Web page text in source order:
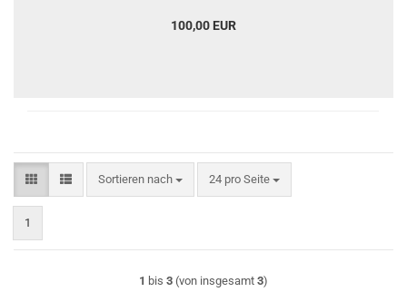
100,00 EUR
Sortieren nach
Sortieren nach 24 pro Seite
pro Seite
1
1 bis 3 (von insgesamt 3)